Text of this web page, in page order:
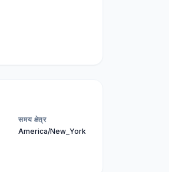
समय क्षेत्र
America/New_York